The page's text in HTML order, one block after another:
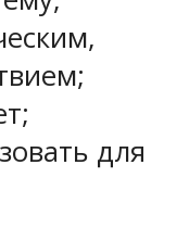
для